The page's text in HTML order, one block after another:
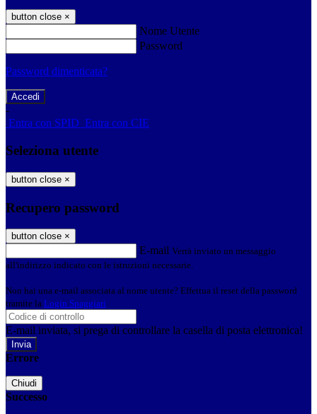
button close ×
Nome Utente
Password
Password dimenticata?
-
Entra con SPID Entra con CIE
Seleziona utente
button close ×
Recupero password
button close ×
E-mail Verrà inviato un messaggio
all'indirizzo indicato con le istruzioni necessarie.
Non hai una e-mail associata al nome utente? Effettua il reset della password
tramite la Login Spaggiari
E-mail inviata, si prega di controllare la casella di posta elettronica!
Errore
Chiudi
Successo